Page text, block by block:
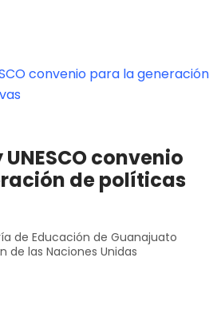
UNESCO convenio
de políticas
de Educación de Guanajuato
de las Naciones Unidas